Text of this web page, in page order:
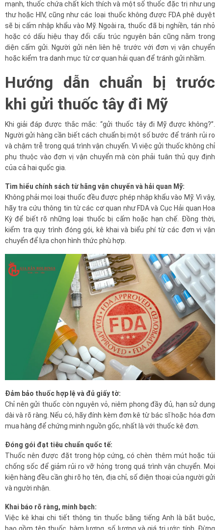
mạnh, thuốc chứa chất kích thích và một số thuốc đặc trị như ung
thư hoặc HIV, cũng như các loại thuốc không được FDA phê duyệt
sẽ bị cấm nhập khẩu vào Mỹ. Ngoài ra, thuốc đã bị nghiền, tán nhỏ
hoặc có dấu hiệu thay đổi cấu trúc nguyên bản cũng nằm trong
diện cấm gửi. Người gửi nên liên hệ trước với đơn vị vận chuyển
hoặc kiểm tra danh mục từ cơ quan hải quan để tránh gửi nhầm.
Hướng dẫn chuẩn bị trước
khi gửi thuốc tây đi Mỹ
Khi giải đáp được thắc mắc: “gửi thuốc tây đi Mỹ được không?”.
Người gửi hàng cần biết cách chuẩn bị một số bước để tránh rủi ro
và chậm trễ trong quá trình vận chuyển. Vì việc gửi thuốc không chỉ
phụ thuộc vào đơn vị vận chuyển mà còn phải tuân thủ quy định
của cả hai quốc gia.
Tìm hiểu chính sách từ hãng vận chuyển và hải quan Mỹ:
Không phải mọi loại thuốc đều được phép nhập khẩu vào Mỹ. Vì vậy,
hãy tra cứu thông tin từ các cơ quan như FDA và Cục Hải quan Hoa
Kỳ để biết rõ những loại thuốc bị cấm hoặc hạn chế. Đồng thời,
kiểm tra quy trình đóng gói, kê khai và biểu phí từ các đơn vị vận
chuyển để lựa chọn hình thức phù hợp.
Đảm bảo thuốc hợp lệ và đủ giấy tờ:
Chỉ nên gửi thuốc còn nguyên vỏ, niêm phong đầy đủ, hạn sử dụng
dài và rõ ràng. Nếu có, hãy đính kèm đơn kê từ bác sĩ hoặc hóa đơn
mua hàng để chứng minh nguồn gốc, nhất là với thuốc kê đơn.
Đóng gói đạt tiêu chuẩn quốc tế:
Thuốc nên được đặt trong hộp cứng, có chèn thêm mút hoặc túi
chống sốc để giảm rủi ro vỡ hỏng trong quá trình vận chuyển. Mọi
kiện hàng đều cần ghi rõ họ tên, địa chỉ, số điện thoại của người gửi
và người nhận.
Khai báo rõ ràng, minh bạch:
Việc kê khai chi tiết thông tin thuốc bằng tiếng Anh là bắt buộc,